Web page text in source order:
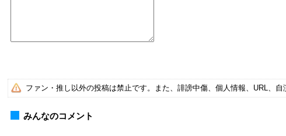
ファン・推し以外の投稿は禁止です。また、誹謗中傷、個人情報、URL、
みんなのコメント